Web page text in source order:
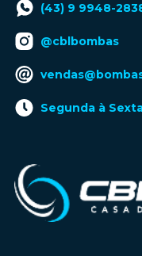
(43) 9 9948-
@cblbombas
Segunda à